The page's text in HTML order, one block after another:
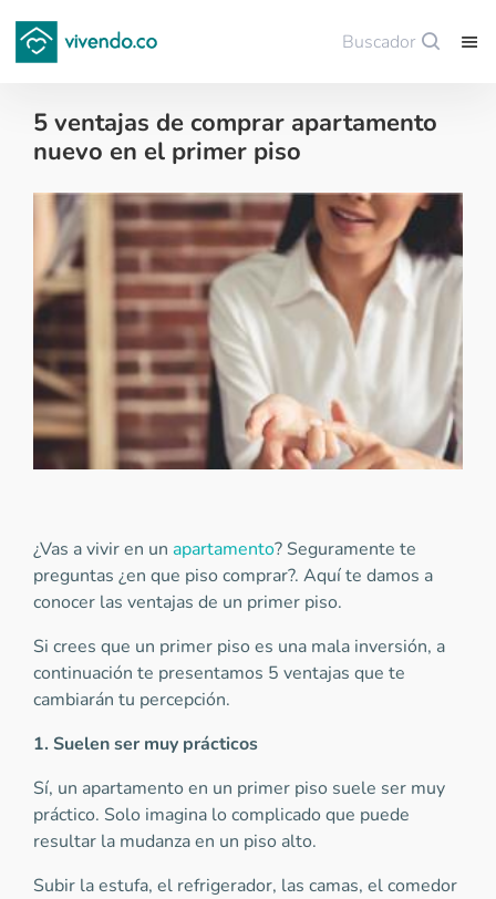
Buscador
5 ventajas de comprar apartamento
nuevo en el primer piso
Tips para comprar vivienda nueva - 2018-01-03
¿Vas a vivir en un apartamento? Seguramente te
preguntas ¿en que piso comprar?. Aquí te damos a
conocer las ventajas de un primer piso.
Si crees que un primer piso es una mala inversión, a
continuación te presentamos 5 ventajas que te
cambiarán tu percepción.
1. Suelen ser muy prácticos
Sí, un apartamento en un primer piso suele ser muy
práctico. Solo imagina lo complicado que puede
resultar la mudanza en un piso alto.
Subir la estufa, el refrigerador, las camas, el comedor
Guardar